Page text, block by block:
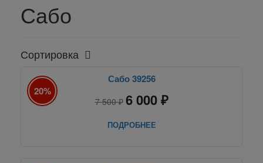
Сабо
Сортировка
20%
Сабо 39256
7 500 ₽ 6 000 ₽
ПОДРОБНЕЕ